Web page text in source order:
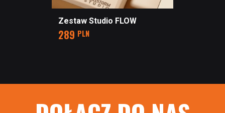
Zestaw Studio FLOW
Cena
289 PLN